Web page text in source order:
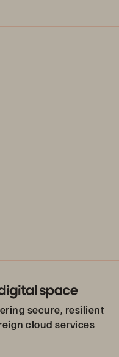
secure, resilient
cloud services